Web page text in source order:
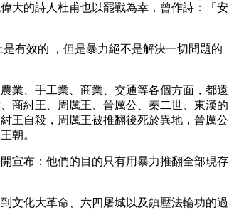
大的詩人杜甫也以罷戰為幸，曾作詩：「安
有效的 ，但是暴力絕不是解決一切問題的
業、手工業、商業、交通等各個方面，都遠
商紂王、周厲王、晉厲公、秦二世、東漢的
王自殺，周厲王被推翻後死於異地，晉厲公
朝。
宣布：他們的目的只有用暴力推翻全部現存
文化大革命、六四屠城以及鎮壓法輪功的過